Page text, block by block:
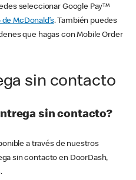
seleccionar Google Pay™
de McDonald’s. También puedes
que hagas con Mobile Order
sin contacto
sin contacto?
a través de nuestros
sin contacto en DoorDash,